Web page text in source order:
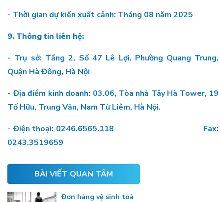
- Thời gian dự kiến xuất cảnh: Tháng 08 năm 2025
9. Thông tin liên hệ:
- Trụ sở: Tầng 2, Số 47 Lê Lợi, Phường Quang Trung,
Quận Hà Đông, Hà Nội
- Địa điểm kinh doanh: 03.06, Tòa nhà Tây Hà Tower, 19
Tố Hữu, Trung Văn, Nam Từ Liêm, Hà Nội.
- Điện thoại: 0246.6565.118 Fax:
0243.3519659
BÀI VIẾT QUAN TÂM
Đơn hàng vệ sinh toà